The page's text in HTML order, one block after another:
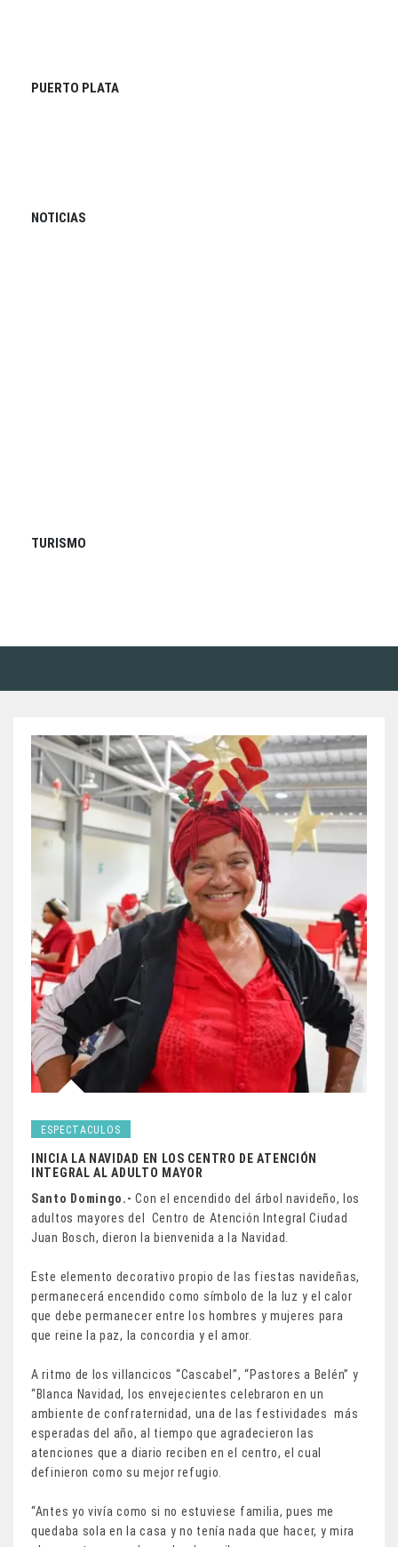
PUERTO PLATA
NOTICIAS
TURISMO
ESPECTACULOS
INICIA LA NAVIDAD EN LOS CENTRO DE ATENCIÓN
INTEGRAL AL ADULTO MAYOR
Santo Domingo.- Con el encendido del árbol navideño, los
adultos mayores del Centro de Atención Integral Ciudad
Juan Bosch, dieron la bienvenida a la Navidad.
Este elemento decorativo propio de las fiestas navideñas,
permanecerá encendido como símbolo de la luz y el calor
que debe permanecer entre los hombres y mujeres para
que reine la paz, la concordia y el amor.
A ritmo de los villancicos “Cascabel”, “Pastores a Belén” y
“Blanca Navidad, los envejecientes celebraron en un
ambiente de confraternidad, una de las festividades más
esperadas del año, al tiempo que agradecieron las
atenciones que a diario reciben en el centro, el cual
definieron como su mejor refugio.
“Antes yo vivía como si no estuviese familia, pues me
quedaba sola en la casa y no tenía nada que hacer, y mira